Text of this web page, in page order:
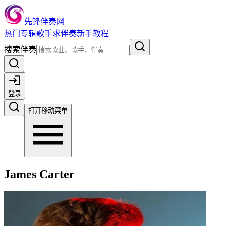
先锋伴奏网
热门 专辑歌手求伴奏新手教程
搜索伴奏
登录
打开移动菜单
James Carter